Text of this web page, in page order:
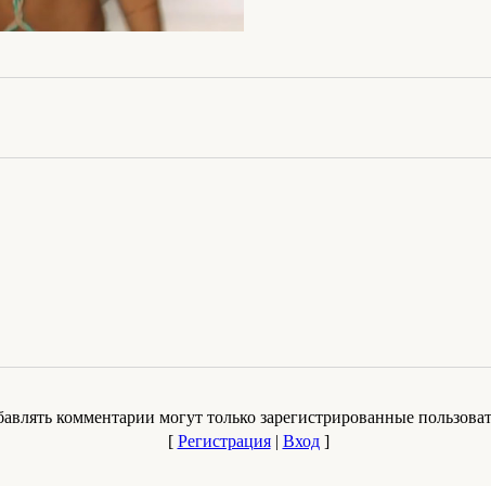
комментарии могут только зарегистрированные
[ Регистрация| Вход]